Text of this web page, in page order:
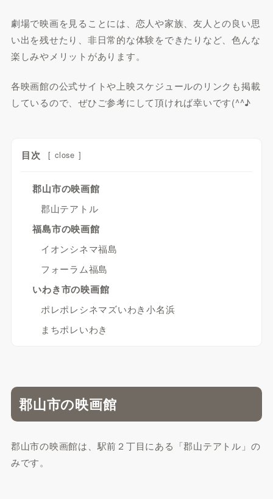
劇場で映画を見ることには、恋人や家族、友人との良い思
い出を残せたり、非日常的な体験をできたりなど、色んな
楽しみやメリットがあります。
各映画館の公式サイトや上映スケジュールのリンクも掲載
しているので、ぜひご参考にして頂ければ幸いです(^^♪
目次 [ close ]
郡山市の映画館
郡山テアトル
福島市の映画館
イオンシネマ福島
フォーラム福島
いわき市の映画館
ポレポレシネマズいわき小名浜
まちポレいわき
郡山市の映画館
郡山市の映画館は、駅前２丁目にある「郡山テアトル」の
みです。